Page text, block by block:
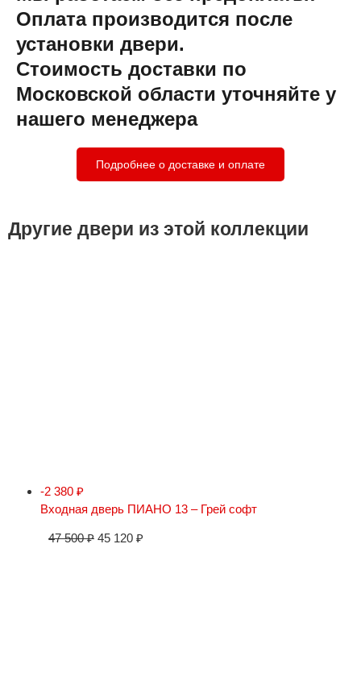
Оплата производится после
установки двери.
Стоимость доставки по
Московской области уточняйте у
нашего менеджера
Подробнее о доставке и оплате
Другие двери из этой коллекции
-2 380 ₽
Входная дверь ПИАНО 13 – Грей софт
47 500₽ 45 120 ₽